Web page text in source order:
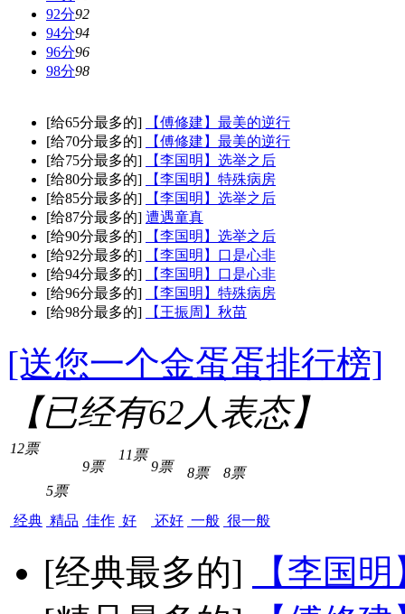
92分92
94分94
96分96
98分98
[给65分最多的]
【傅修建】最美的逆行
[给70分最多的]
【傅修建】最美的逆行
[给75分最多的]
【李国明】选举之后
[给80分最多的]
【李国明】特殊病房
[给85分最多的]
【李国明】选举之后
[给87分最多的] 遭遇童真
[给90分最多的]
【李国明】选举之后
[给92分最多的]
【李国明】口是心非
[给94分最多的]
【李国明】口是心非
[给96分最多的]
【李国明】特殊病房
[给98分最多的]
【王振周】秋苗
[送您一个金蛋蛋排行榜]
【已经有62人表态】
12票
经典
5票
精品
9票
佳作
11票
好
9票
还好
8票
一般
8票
很一般
[经典最多的]
【李国